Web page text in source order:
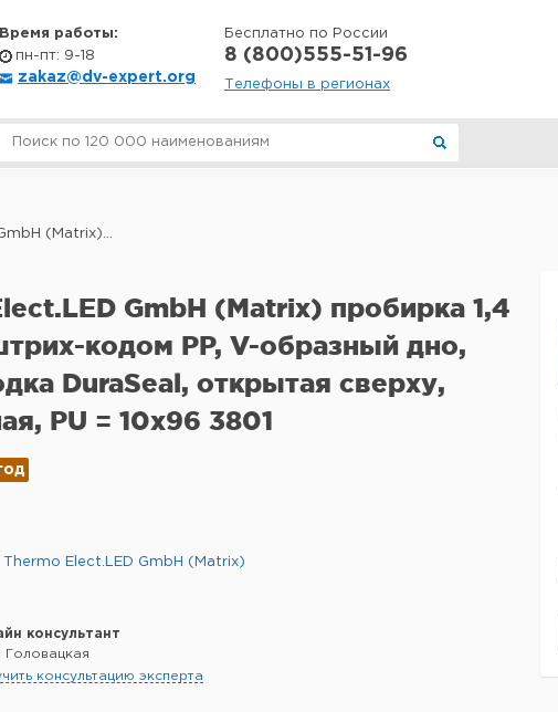
Время работы:
пн-пт: 9-18
zakaz@dv-expert.org
Бесплатно по России
8 (800)555-51-96
Телефоны в регионах
(Matrix)...
GmbH (Matrix) пробирка 1,4
кодом PP, V-образный дно,
DuraSeal, открытая сверху,
PU = 10x96 3801
Thermo Elect.LED GmbH (Matrix)
консультант
Головацкая
консультацию эксперта